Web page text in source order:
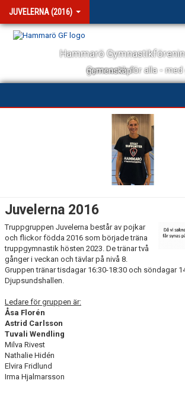
JUVELERNA (2016)
Hammarö
Gymnastik för alla - med glädje och gemenskap!
Juvelerna 2016
Truppgruppen Juvelerna består av pojkar
och flickor födda 2016 som började träna
truppgymnastik hösten 2023. De tränar två
gånger i veckan och tävlar på nivå 8.
Gruppen tränar tisdagar 16:30-18:30 och söndagar
Djupsundshallen.
Ledare för gruppen är:
Åsa Florén
Astrid Carlsson
Tuvali Wendling
Milva Rivest
Nathalie Hidén
Elvira Fridlund
Irma Hjalmarsson